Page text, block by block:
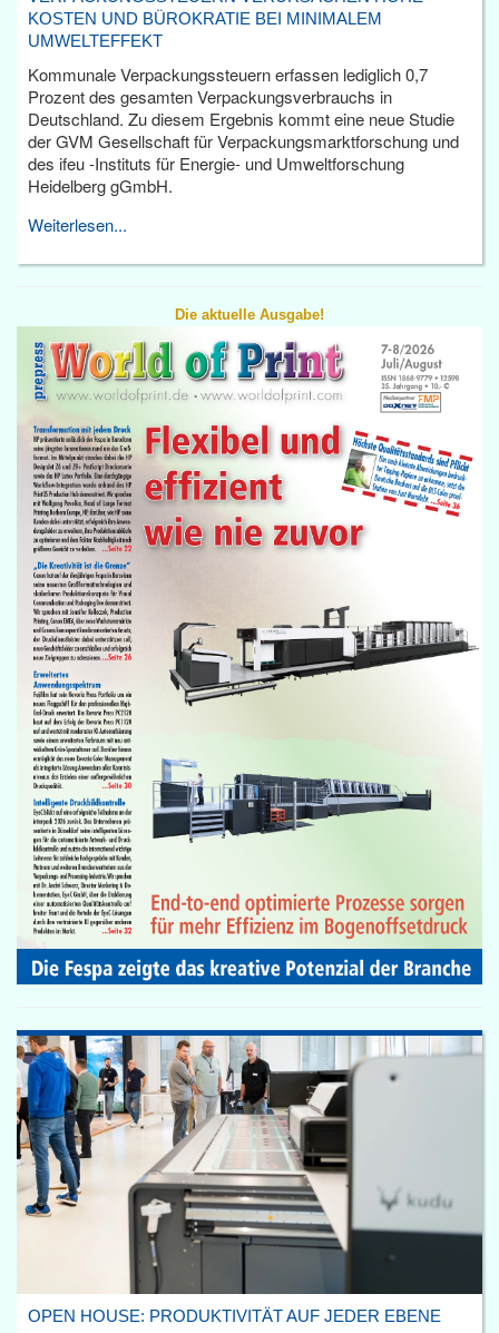
KOSTEN UND BÜROKRATIE BEI MINIMALEM
UMWELTEFFEKT
Kommunale Verpackungssteuern erfassen lediglich 0,7
Prozent des gesamten Verpackungsverbrauchs in
Deutschland. Zu diesem Ergebnis kommt eine neue Studie
der GVM Gesellschaft für Verpackungsmarktforschung und
des ifeu -Instituts für Energie- und Umweltforschung
Heidelberg gGmbH.
Weiterlesen...
Die aktuelle Ausgabe!
OPEN HOUSE: PRODUKTIVITÄT AUF JEDER EBENE